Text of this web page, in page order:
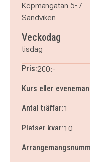
Köpmangatan 5-7
Sandviken
Veckodag
tisdag
Pris:200:-
Kurs eller
Antal träffar:1
Platser kvar:10